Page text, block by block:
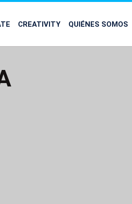
CREATIVITY QUIÉNES SOMOS